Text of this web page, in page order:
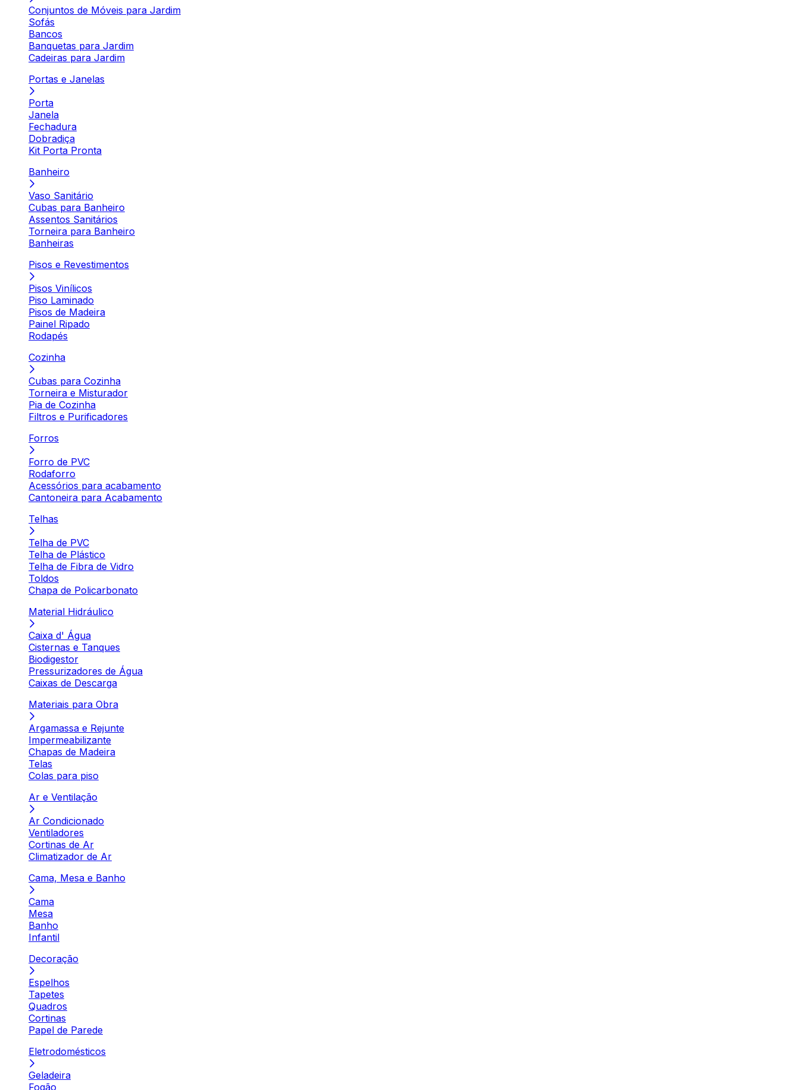
Conjuntos de Móveis para Jardim
Sofás
Bancos
Banquetas para Jardim
Cadeiras para Jardim
Portas e Janelas
Porta
Janela
Fechadura
Dobradiça
Kit Porta Pronta
Banheiro
Vaso Sanitário
Cubas para Banheiro
Assentos Sanitários
Torneira para Banheiro
Banheiras
Pisos e Revestimentos
Pisos Vinílicos
Piso Laminado
Pisos de Madeira
Painel Ripado
Rodapés
Cozinha
Cubas para Cozinha
Torneira e Misturador
Pia de Cozinha
Filtros e Purificadores
Forros
Forro de PVC
Rodaforro
Acessórios para acabamento
Cantoneira para Acabamento
Telhas
Telha de PVC
Telha de Plástico
Telha de Fibra de Vidro
Toldos
Chapa de Policarbonato
Material Hidráulico
Caixa d' Água
Cisternas e Tanques
Biodigestor
Pressurizadores de Água
Caixas de Descarga
Materiais para Obra
Argamassa e Rejunte
Impermeabilizante
Chapas de Madeira
Telas
Colas para piso
Ar e Ventilação
Ar Condicionado
Ventiladores
Cortinas de Ar
Climatizador de Ar
Cama, Mesa e Banho
Cama
Mesa
Banho
Infantil
Decoração
Espelhos
Tapetes
Quadros
Cortinas
Papel de Parede
Eletrodomésticos
Geladeira
Fogão